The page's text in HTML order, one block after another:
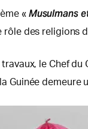
« Musulmans
rôle des
travaux, le Chef
Guinée